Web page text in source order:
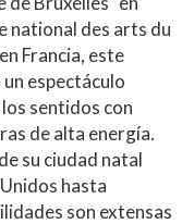
national des arts du
Francia, este
espectáculo
sentidos con
de alta energía.
su ciudad natal
hasta
son extensas